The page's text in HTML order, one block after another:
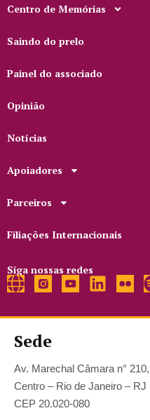
Centro de Memórias
Saindo do prelo
Painel do associado
Opinião
Notícias
Apoiadores
Parceiros
Filiações Internacionais
Siga nossas redes
Sede
Av. Marechal Câmara n°
Centro – Rio de Janeiro – RJ
CEP 20.020-080